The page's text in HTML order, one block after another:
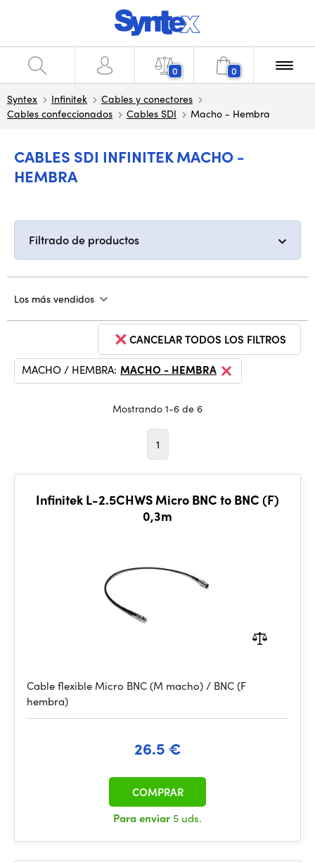
0 0
Syntex Infinitek
Cables y conectores
Cables confeccionados
Cables SDI Macho - Hembra
CABLES SDI INFINITEK MACHO -
HEMBRA
Filtrado de productos
Los más vendidos
CANCELAR TODOS LOS FILTROS
MACHO / HEMBRA: MACHO - HEMBRA
Mostrando 1-6 de 6
1
Infinitek L-2.5CHWS Micro BNC to BNC (F)
0,3m
Cable flexible Micro BNC (M macho) / BNC (F
hembra)
26.5 €
Para enviar 5 uds.
COMPRAR